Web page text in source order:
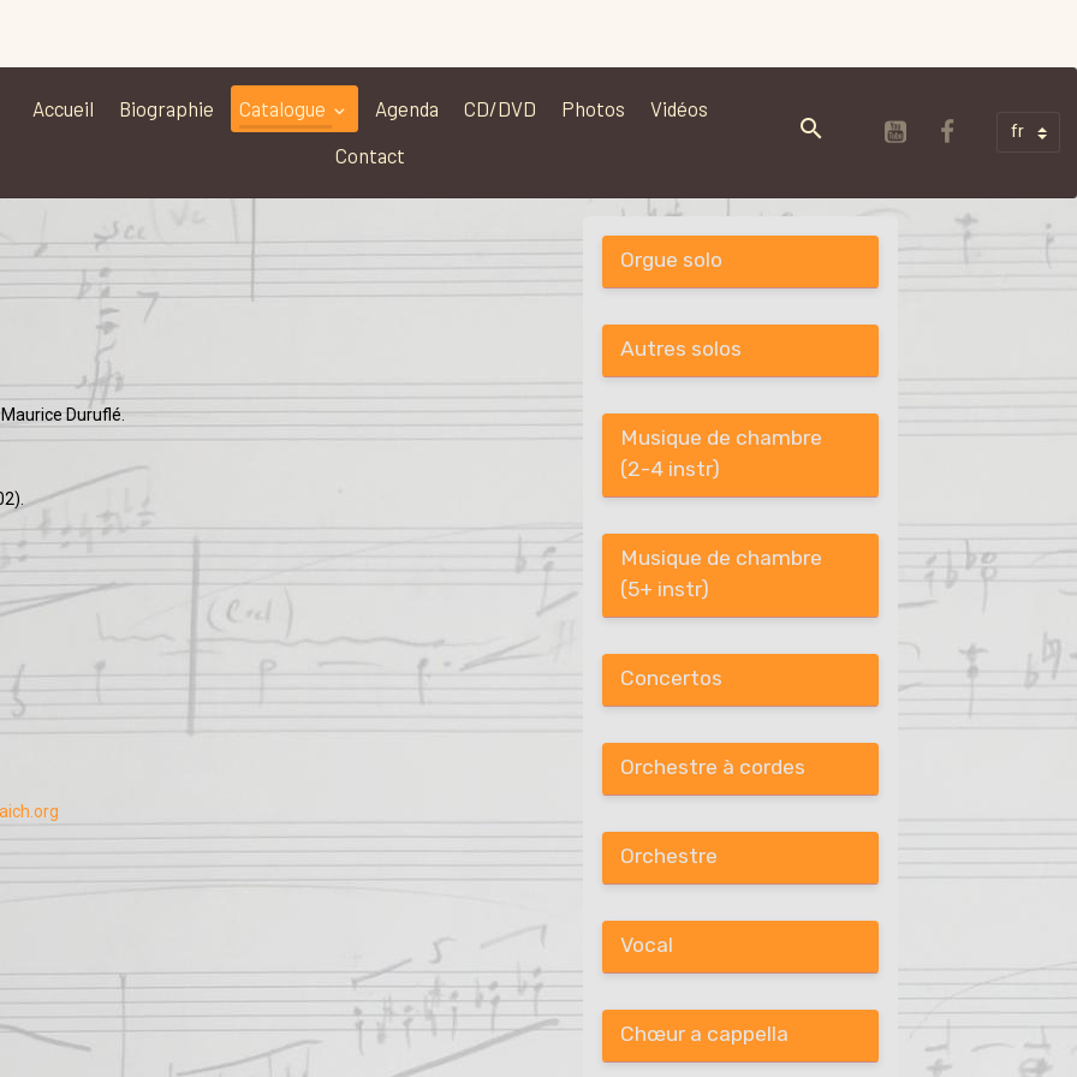
Accueil Biographie Catalogue Agenda CD/DVD Photos
Vidéos
Contact
Duruflé.
Orgue solo
Autres solos
Musique de chambre
(2-4 instr)
Musique de chambre
(5+ instr)
Concertos
Orchestre à cordes
Orchestre
Vocal
Chœur a cappella